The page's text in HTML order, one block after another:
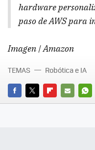
hardware
paso de AWS para
Imagen | Amazon
FACEBOOK
TWITTERFLIPBOARD
E-
TEMAS Robótica e IA